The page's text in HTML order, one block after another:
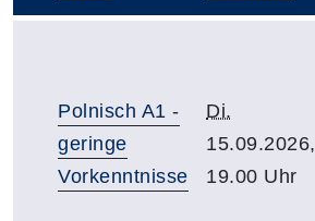
Polnisch A1 -
geringe
Vorkenntnisse
Di.
15.09.2026,
19.00 Uhr